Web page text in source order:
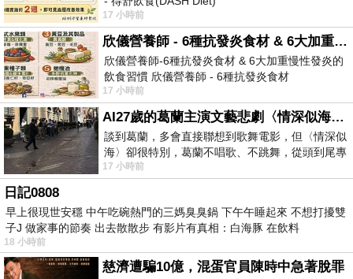
https://www.facebook.com/dietitiansophia/
posts/157966
17 小時前
欣儀營養師 - 6種抗發炎食材 & 6大加重慢性發炎的飲食習慣
欣儀營養師-6種抗發炎食材 & 6大加重慢性發炎的
飲食習慣 欣儀營養師 - 6種抗發炎食材
https://www.facebook.com/photo/?fbid=147
17 小時前
AI27歲的葛蘭主演文藝悲劇〈情深似海〉 #戀上老電影 #葛蘭 #粟子
談到葛蘭，多會直接聯想到歌舞電影，但〈情深似
海〉卻很特別，葛蘭不唱歌、不跳舞，從頭到尾專
心演戲。拍攝期間，經常工作超過12個鐘
17 小時前
日記0808
早上很現世安穩 中午吃碗熱門的三媽臭臭鍋 下午午睡起來 不想打擾雙
子J 做家事的節奏 出去散散步 有影片有真相：白海豚 在飲料
18 小時前
慈濟遭騙10億，混蛋官員陳時中急著脫罪